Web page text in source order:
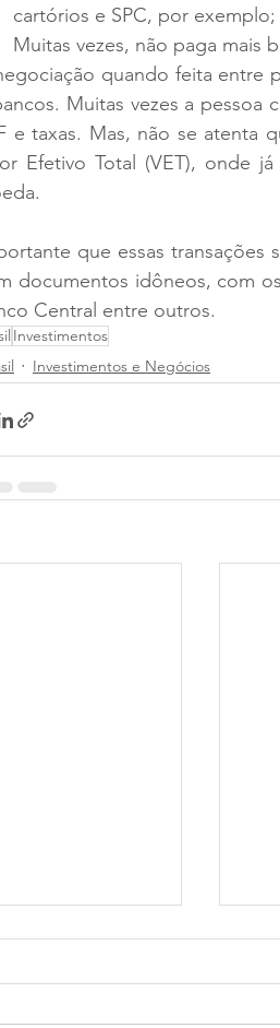
cartórios e SPC, por exemplo;
Muitas vezes, não paga mais
quando feita entre
Muitas vezes a pessoa
e taxas. Mas, não se atenta
Efetivo Total (VET), onde
que essas transações
documentos idôneos, com
Central entre outros.
Investimentos
Investimentos e Negócios